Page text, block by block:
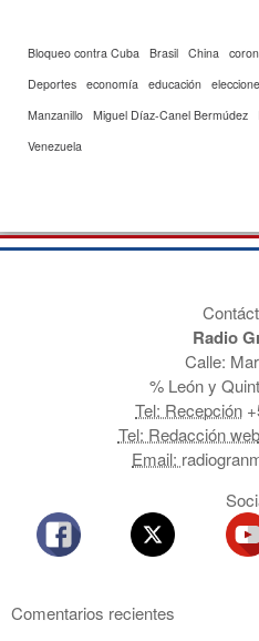
Bloqueo contra Cuba Brasil China
Deportes economía educación
Manzanillo Miguel Díaz-Canel Bermúdez
Venezuela
Radio
Calle:
% León y
Tel: Recepción
Tel: Redacción web
Email:
Comentarios recientes